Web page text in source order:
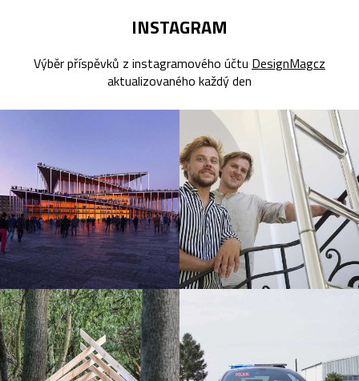
INSTAGRAM
Výběr příspěvků z instagramového účtu DesignMagcz
aktualizovaného každý den